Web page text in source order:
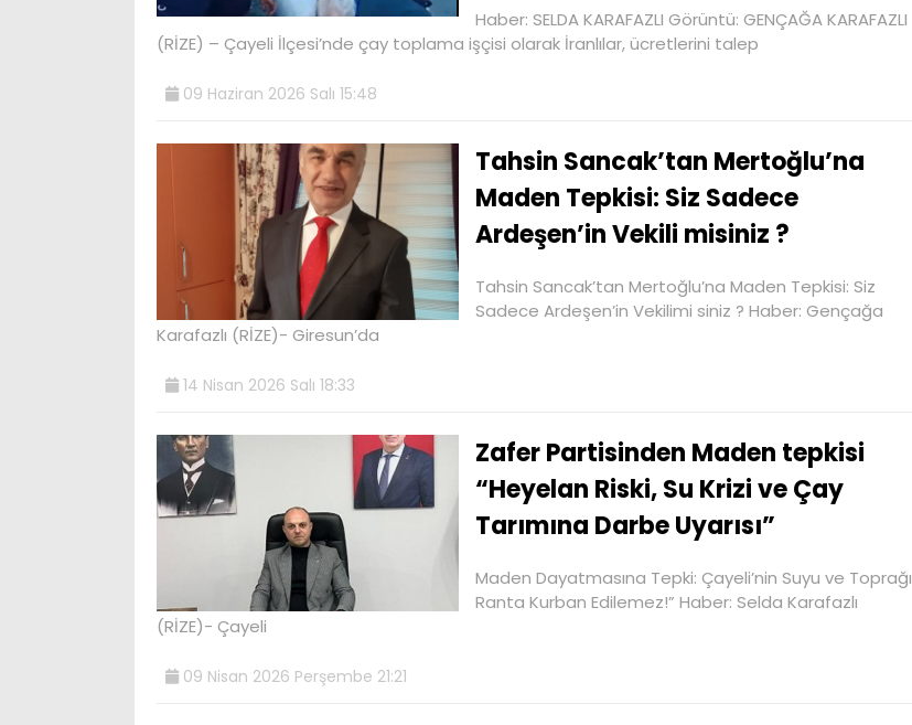
Haber: SELDA KARAFAZLI Görüntü: GENÇAĞA KARAFAZLI
(RİZE) – Çayeli İlçesi’nde çay toplama işçisi olarak İranlılar, ücretlerini talep
09 Haziran 2026 Salı 15:48
Tahsin Sancak’tan Mertoğlu’na
Maden Tepkisi: Siz Sadece
Ardeşen’in Vekili misiniz ?
Tahsin Sancak’tan Mertoğlu’na Maden Tepkisi: Siz
Sadece Ardeşen’in Vekilimi siniz ? Haber: Gençağa
Karafazlı (RİZE)- Giresun’da
14 Nisan 2026 Salı 18:33
Zafer Partisinden Maden tepkisi
“Heyelan Riski, Su Krizi ve Çay
Tarımına Darbe Uyarısı”
Maden Dayatmasına Tepki: Çayeli’nin Suyu ve Toprağı
Ranta Kurban Edilemez!” Haber: Selda Karafazlı
(RİZE)- Çayeli
09 Nisan 2026 Perşembe 21:21